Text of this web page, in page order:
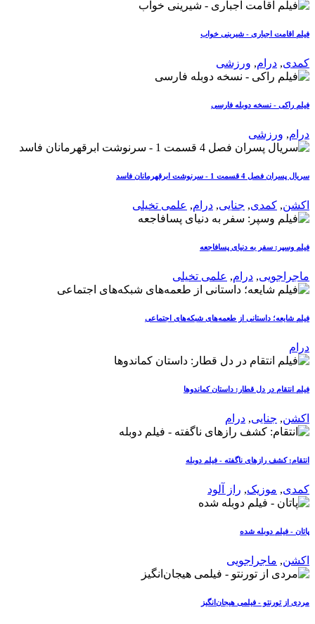
فیلم اقامت اجباری - شیرینی خواب
کمدی, درام, ورزشی
فیلم راکی - نسخه دوبله فارسی
درام, ورزشی
سریال پسران فصل 4 قسمت 1 - سرنوشت ابرقهرمانان فاسد
اکشن, کمدی, جنایی, درام, علمی تخیلی
فیلم وسپر: سفر به دنیای پسافاجعه
ماجراجویی, درام, علمی تخیلی
فیلم شایعه؛ داستانی از طعمه‌های شبکه‌های اجتماعی
درام
فیلم انتقام در دل قطار: داستان کماندوها
اکشن, جنایی, درام
انتقام: کشف رازهای ناگفته - فیلم دوبله
کمدی, موزیک, راز آلود
پاتان - فیلم دوبله شده
اکشن, ماجراجویی
مردی از تورنتو - فیلمی هیجان‌انگیز